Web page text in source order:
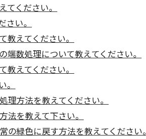
ください。
い。
えてください。
数処理について教えてください。
えてください。
方法を教えてください。
法を教えて下さい。
緑色に戻す方法を教えてください。